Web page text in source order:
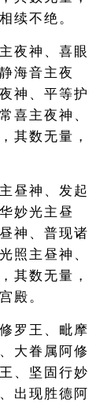
续不绝。
夜神、喜眼
海音主夜
神、平等护
喜主夜神、
其数无量，
昼神、发起
妙光主昼
神、普现诸
照主昼神、
其数无量，
殿。
罗王、毗摩
大眷属阿修
、坚固行妙
出现胜德阿